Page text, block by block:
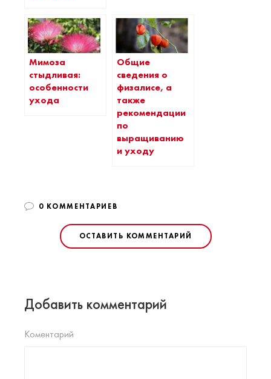
Мимоза
стыдливая:
особенности
ухода
Общие
сведения о
физалисе, а
также
рекомендации
по
выращиванию
и уходу
0 КОММЕНТАРИЕВ
ОСТАВИТЬ КОММЕНТАРИЙ
Добавить комментарий
Коментарий